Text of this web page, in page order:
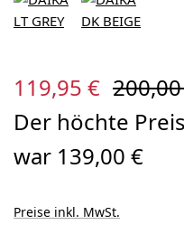
Verkaufspreis:
119,95 €
Der höchte
war 139,00 €
Preise inkl. MwSt.